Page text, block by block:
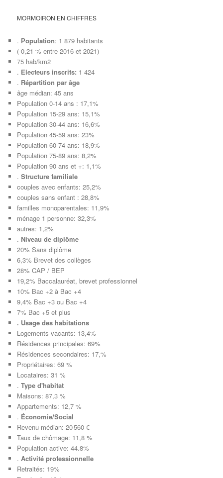
MORMOIRON EN CHIFFRES
. Population: 1 879 habitants
(-0,21 % entre 2016 et 2021)
75 hab/km2
. Electeurs inscrits: 1 424
. Répartition par âge
âge médian: 45 ans
Population 0-14 ans : 17,1%
Population 15-29 ans: 15,1%
Population 30-44 ans: 16,6%
Population 45-59 ans: 23%
Population 60-74 ans: 18,9%
Population 75-89 ans: 8,2%
Population 90 ans et +: 1,1%
.Structure familiale
couples avec enfants: 25,2%
couples sans enfant : 28,8%
familles monoparentales: 11,9%
ménage 1 personne: 32,3%
autres: 1,2%
. Niveau de diplôme
20% Sans diplôme
6,3% Brevet des collèges
28% CAP / BEP
19,2% Baccalauréat, brevet professionnel
10% Bac +2 à Bac +4
9,4% Bac +3 ou Bac +4
7% Bac +5 et plus
. Usage des habitations
Logements vacants: 13,4%
Résidences principales: 69%
Résidences secondaires: 17,%
Propriétaires: 69 %
Locataires: 31 %
.Type d'habitat
Maisons: 87,3 %
Appartements: 12,7 %
. Économie/Social
Revenu médian: 20 560 €
Taux de chômage: 11,8 %
Population active: 44.8%
.Activité professionnelle
Retraités: 19%